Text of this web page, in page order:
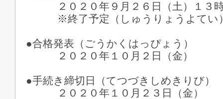
２０２０年９月２６日（土）１３
※終了予定（しゅうりょうよてい
●合格発表（ごうかくはっぴょう）
２０２０年１０月２日（金）
●手続き締切日（てつづきしめきりび）
２０２０年１０月２３日（金）